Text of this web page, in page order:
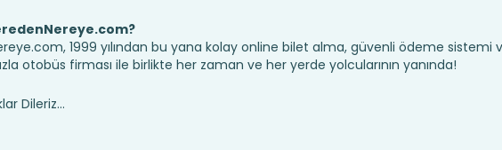
1999 yılından bu yana kolay online bilet alma, güvenli ödeme sistemi
otobüs firması ile birlikte her zaman ve her yerde yolcularının yanında!
Dileriz...